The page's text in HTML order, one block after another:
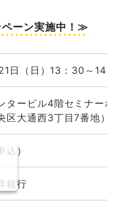
ーン実施中！≫
日（日）13：30～14
タービル4階セミナー
区大通西3丁目7番地）
）
銀行